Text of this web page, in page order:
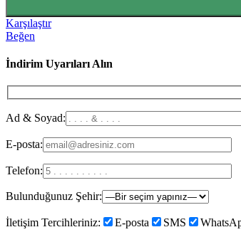
Hızlı Teklif Al
Karşılaştır
Four Seasons Resort Seychelles
Orijinal fiyat: 799 €.679€Şu andaki
Quick view
Beğen
Karşılaştır
Beğen
İndirim Uyarıları Alın
Ad & Soyad:
E-posta:
Telefon:
Bulunduğunuz Şehir:
İletişim Tercihleriniz: E-posta SMS